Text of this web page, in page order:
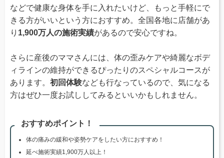
などで健康な身体を手に入れたいけど、もっと手軽にで
きる方がいいという方におすすめ。全国各地に店舗があ
り 1,900万人の施術実績があるので安心ですね。
さらに産後のママさんには、体の歪みケアや綺麗なボデ
ィラインの維持ができるぴったりのスペシャルコースが
あります。 初回体験なども行なっているので、気になる
方はぜひ一度お試ししてみるといいかもしれません。
おすすめポイント！
体の痛みの緩和や姿勢ケアをしたい方におすすめ！
延べ施術実績1,900万人以上！